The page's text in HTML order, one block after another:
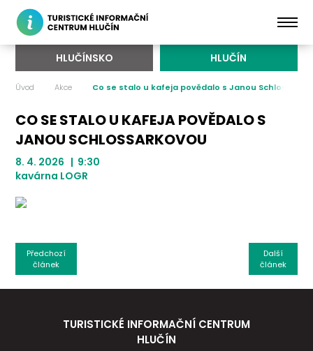
HLUČÍNSKO HLUČÍN
Úvod Akce Co se stalo u kafeja povědalo s Janou
CO SE STALO U KAFEJA POVĚDALO S
JANOU SCHLOSSARKOVOU
8. 4. 2026 | 9:30
kavárna LOGR
Další
článek
Předchozí
článek
TURISTICKÉ INFORMAČNÍ CENTRUM
HLUČÍN